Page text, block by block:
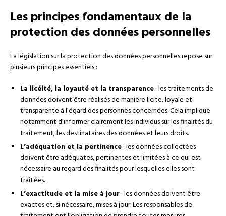
Les principes fondamentaux de la
protection des données personnelles
La législation sur la protection des données personnelles repose sur
plusieurs principes essentiels :
La licéité, la loyauté et la transparence: les traitements de
données doivent être réalisés de manière licite, loyale et
transparente à l’égard des personnes concernées. Cela implique
notamment d’informer clairement les individus sur les finalités du
traitement, les destinataires des données et leurs droits.
L’adéquation et la pertinence: les données collectées
doivent être adéquates, pertinentes et limitées à ce qui est
nécessaire au regard des finalités pour lesquelles elles sont
traitées.
L’exactitude et la mise à jour: les données doivent être
exactes et, si nécessaire, mises à jour. Les responsables de